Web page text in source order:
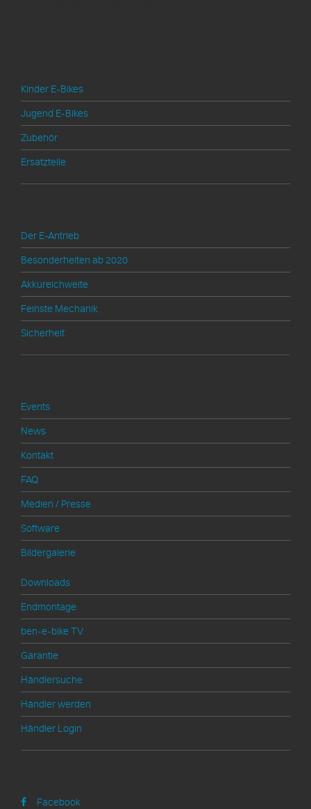
Kinder E-Bikes
Jugend E-Bikes
Zubehör
Ersatzteile
Der E-Antrieb
Besonderheiten ab 2020
Akkureichweite
Feinste Mechanik
Sicherheit
Events
News
Kontakt
FAQ
Medien / Presse
Software
Bildergalerie
Downloads
Endmontage
ben-e-bike TV
Garantie
Händlersuche
Händler werden
Händler Login
Facebook